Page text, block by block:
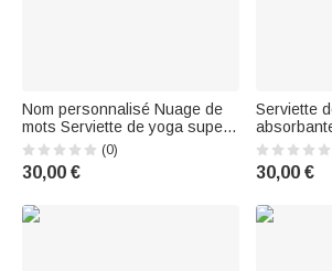
Nom personnalisé Nuage de
mots Serviette de yoga super
absorbante Accessoires de
sport Fête de vacances
Cadeau d'anniversaire pour
(0)
30,00 €
Serviette
avec nom
de sport
femmes
30,00 €